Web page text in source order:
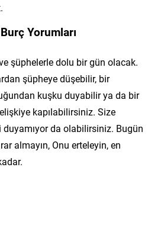
Yorumları
şüphelerle dolu bir gün olacak.
şüpheye düşebilir, bir
kuşku duyabilir ya da bir
kapılabilirsiniz. Size
duyamıyor da olabilirsiniz. Bugün
almayın, Onu erteleyin, en